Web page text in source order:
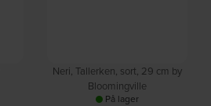
Neri, Tallerken, sort, 29 cm by
Bloomingville
På lager